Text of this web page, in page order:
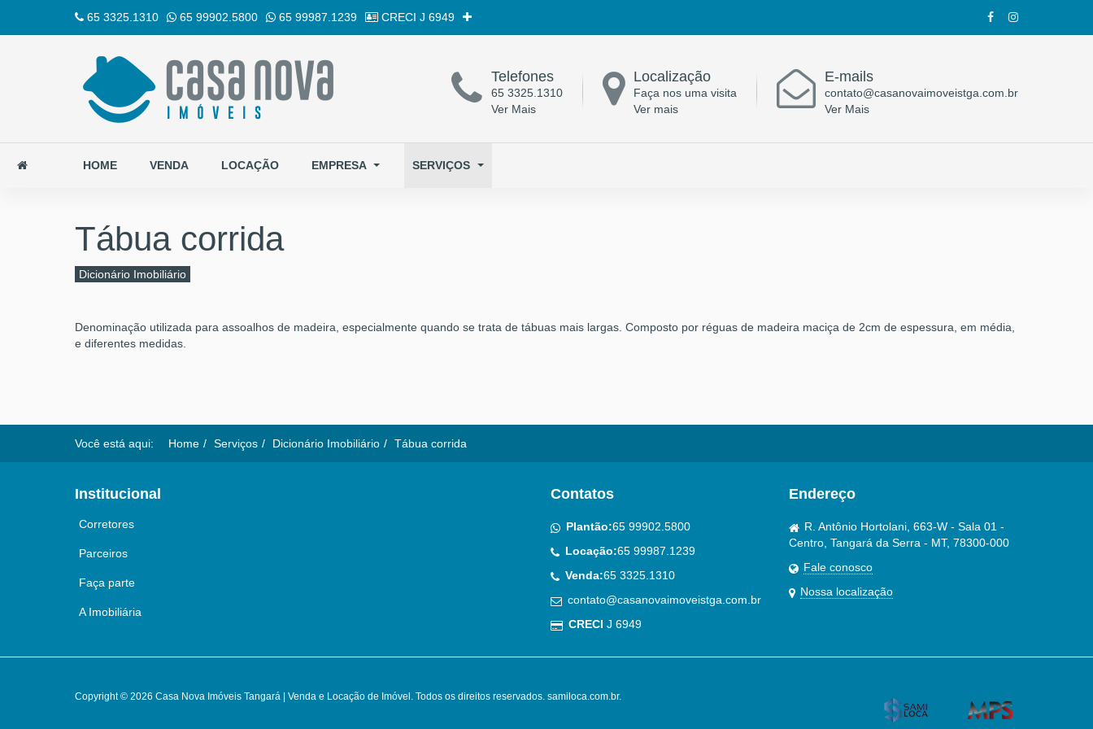
65 3325.1310 65 99902.5800 65 99987.1239 CRECI J 6949
Telefones
65 3325.1310
Ver Mais
Localização
Faça nos uma visita
Ver mais
E-mails
contato@casanovaimoveistga.com.br
Ver Mais
HOME VENDA LOCAÇÃO EMPRESA SERVIÇOS
Tábua corrida
Dicionário Imobiliário
Denominação utilizada para assoalhos de madeira, especialmente quando se trata de tábuas mais largas. Composto por réguas de madeira maciça de 2cm de espessura, em média,
e diferentes medidas.
Você está aqui: Home Serviços Dicionário Imobiliário Tábua corrida
Institucional
Corretores
Parceiros
Faça parte
A Imobiliária
Contatos
Plantão:65 99902.5800
Locação:65 99987.1239
Venda:65 3325.1310
contato@casanovaimoveistga.com.br
CRECI J 6949
Endereço
R. Antônio Hortolani, 663-W - Sala 01 -
Centro, Tangará da Serra - MT, 78300-000
Fale conosco
Nossa localização
Copyright © 2026 Casa Nova Imóveis Tangará | Venda e Locação de Imóvel. Todos os direitos reservados. samiloca.com.br.